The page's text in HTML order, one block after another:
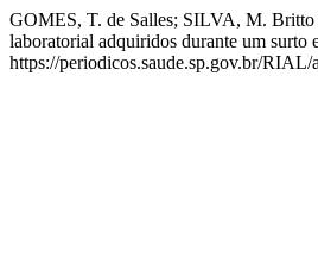
GOMES, T. de Salles; SILVA, M. Britto
laboratorial adquiridos durante um surto
https://periodicos.saude.sp.gov.br/